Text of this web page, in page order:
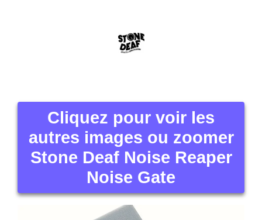
Cliquez pour voir les
autres images ou zoomer
Stone Deaf Noise Reaper
Noise Gate